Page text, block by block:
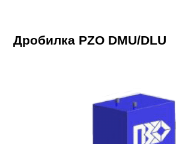
Дробилка PZO DMU/DLU